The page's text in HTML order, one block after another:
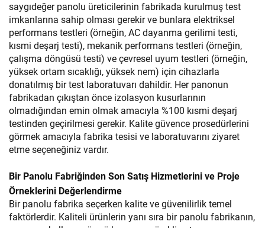
saygıdeğer panolu üreticilerinin fabrikada kurulmuş test
imkanlarına sahip olması gerekir ve bunlara elektriksel
performans testleri (örneğin, AC dayanma gerilimi testi,
kısmi deşarj testi), mekanik performans testleri (örneğin,
çalışma döngüsü testi) ve çevresel uyum testleri (örneğin,
yüksek ortam sıcaklığı, yüksek nem) için cihazlarla
donatılmış bir test laboratuvarı dahildir. Her panonun
fabrikadan çıkıştan önce izolasyon kusurlarının
olmadığından emin olmak amacıyla %100 kısmi deşarj
testinden geçirilmesi gerekir. Kalite güvence prosedürlerini
görmek amacıyla fabrika tesisi ve laboratuvarını ziyaret
etme seçeneğiniz vardır.
Bir Panolu Fabriğinden Son Satış Hizmetlerini ve Proje
Örneklerini Değerlendirme
Bir panolu fabrika seçerken kalite ve güvenilirlik temel
faktörlerdir. Kaliteli ürünlerin yanı sıra bir panolu fabrikanın,